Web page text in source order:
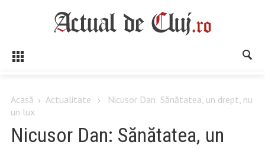
Acasă Actualitate
Nicusor Dan: Sănătatea, un drept, nu
un lux
Nicusor Dan: Sănătatea, un